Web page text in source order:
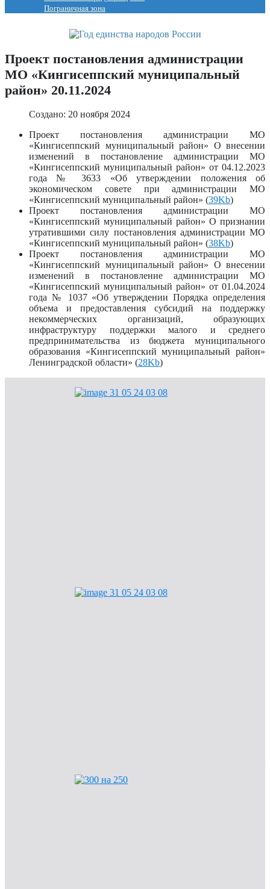
Пограничная зона
Проект постановления администрации
МО «Кингисеппский муниципальный
район» 20.11.2024
Создано: 20 ноября 2024
Проект постановления администрации МО
«Кингисеппский муниципальный район» О внесении
изменений в постановление администрации МО
«Кингисеппский муниципальный район» от 04.12.2023
года № 3633 «Об утверждении положения об
экономическом совете при администрации МО
«Кингисеппский муниципальный район» (39Kb)
Проект постановления администрации МО
«Кингисеппский муниципальный район» О признании
утратившими силу постановления администрации МО
«Кингисеппский муниципальный район» (38Kb)
Проект постановления администрации МО
«Кингисеппский муниципальный район» О внесении
изменений в постановление администрации МО
«Кингисеппский муниципальный район» от 01.04.2024
года № 1037 «Об утверждении Порядка определения
объема и предоставления субсидий на поддержку
некоммерческих организаций, образующих
инфраструктуру поддержки малого и среднего
предпринимательства из бюджета муниципального
образования «Кингисеппский муниципальный район»
Ленинградской области» (28Kb)